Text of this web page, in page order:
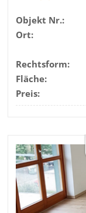
Objekt Nr.:
Ort:
Rechtsform:
Fläche:
Preis: